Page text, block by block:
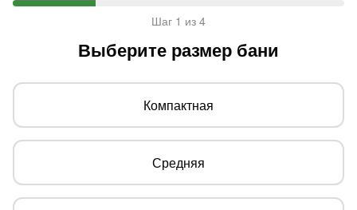
Шаг 1 из 4
Выберите размер бани
Компактная
Средняя